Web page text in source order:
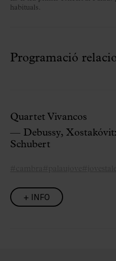
habituals.
Programació
Quartet Vivancos
— Debussy,
Schubert
+ INFO